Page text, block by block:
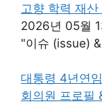
고향 학력 재
2026년 05월
"이슈 (issue)
대통령 4년연
회의원 프로필